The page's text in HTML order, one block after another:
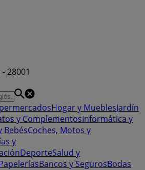
28001
Hogar y MueblesJardín
y ComplementosInformática y
BebésCoches, Motos y
y
DeporteSalud y
Bancos y SegurosBodas